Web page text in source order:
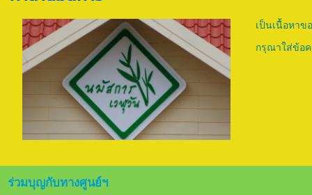
เป็นเนื้อหาข
กรุณาใส่ข้อค
ร่วมบุญกับทางศูนย์ฯ